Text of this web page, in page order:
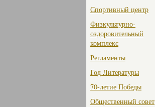
Спортивный центр
Физкультурно-
оздоровительный
комплекс
Регламенты
Год Литературы
70-летие Победы
Общественный совет